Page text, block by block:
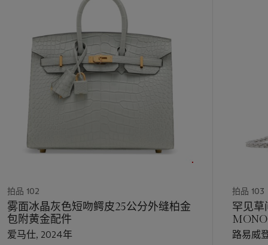
拍品 102
雾面冰晶灰色短吻鳄皮25公分外缝柏金
包附黄金配件
爱马仕, 2024年
拍品 103
罕见草
路易威